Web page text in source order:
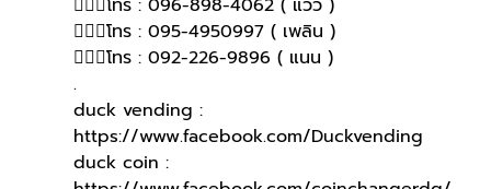
🙋🏻‍♀โทร : 096-898-4062 ( แวว )
🙋🏻‍♀โทร : 095-4950997 ( เพลิน )
🙋🏻‍♀️โทร : 092-226-9896 ( แนน )
.
duck vending :
https://www.facebook.com/Duckvending
duck coin :